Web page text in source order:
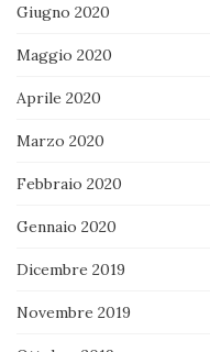
Giugno 2020
Maggio 2020
Aprile 2020
Marzo 2020
Febbraio 2020
Gennaio 2020
Dicembre 2019
Novembre 2019